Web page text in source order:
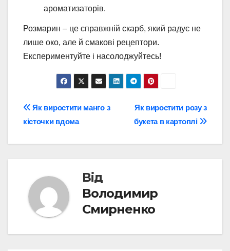
ароматизаторів.
Розмарин – це справжній скарб, який радує не
лише око, але й смакові рецептори.
Експериментуйте і насолоджуйтесь!
Навігація
записів
Як виростити розу з
букета в картоплі
Як виростити манго з
кісточки вдома
Від
Володимир
Смирненко